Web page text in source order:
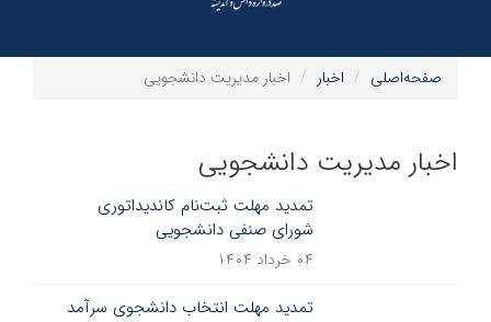
صفحه‌اصلی اخبار اخبار مدیریت دانشجویی
اخبار مدیریت دانشجویی
تمدید مهلت ثبت‌نام کاندیداتوری
شورای صنفی دانشجویی
۰۴ خرداد ۱۴۰۴
تمدید مهلت انتخاب دانشجوی سرآمد